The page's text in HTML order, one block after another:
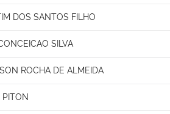
DOS SANTOS FILHO
SILVA
ROCHA DE ALMEIDA
PITON